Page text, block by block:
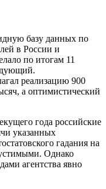
базу данных по
в России и
по итогам 11
реализацию 900
а оптимистический
года российские
указанных
гадания на
Однако
агентства явно